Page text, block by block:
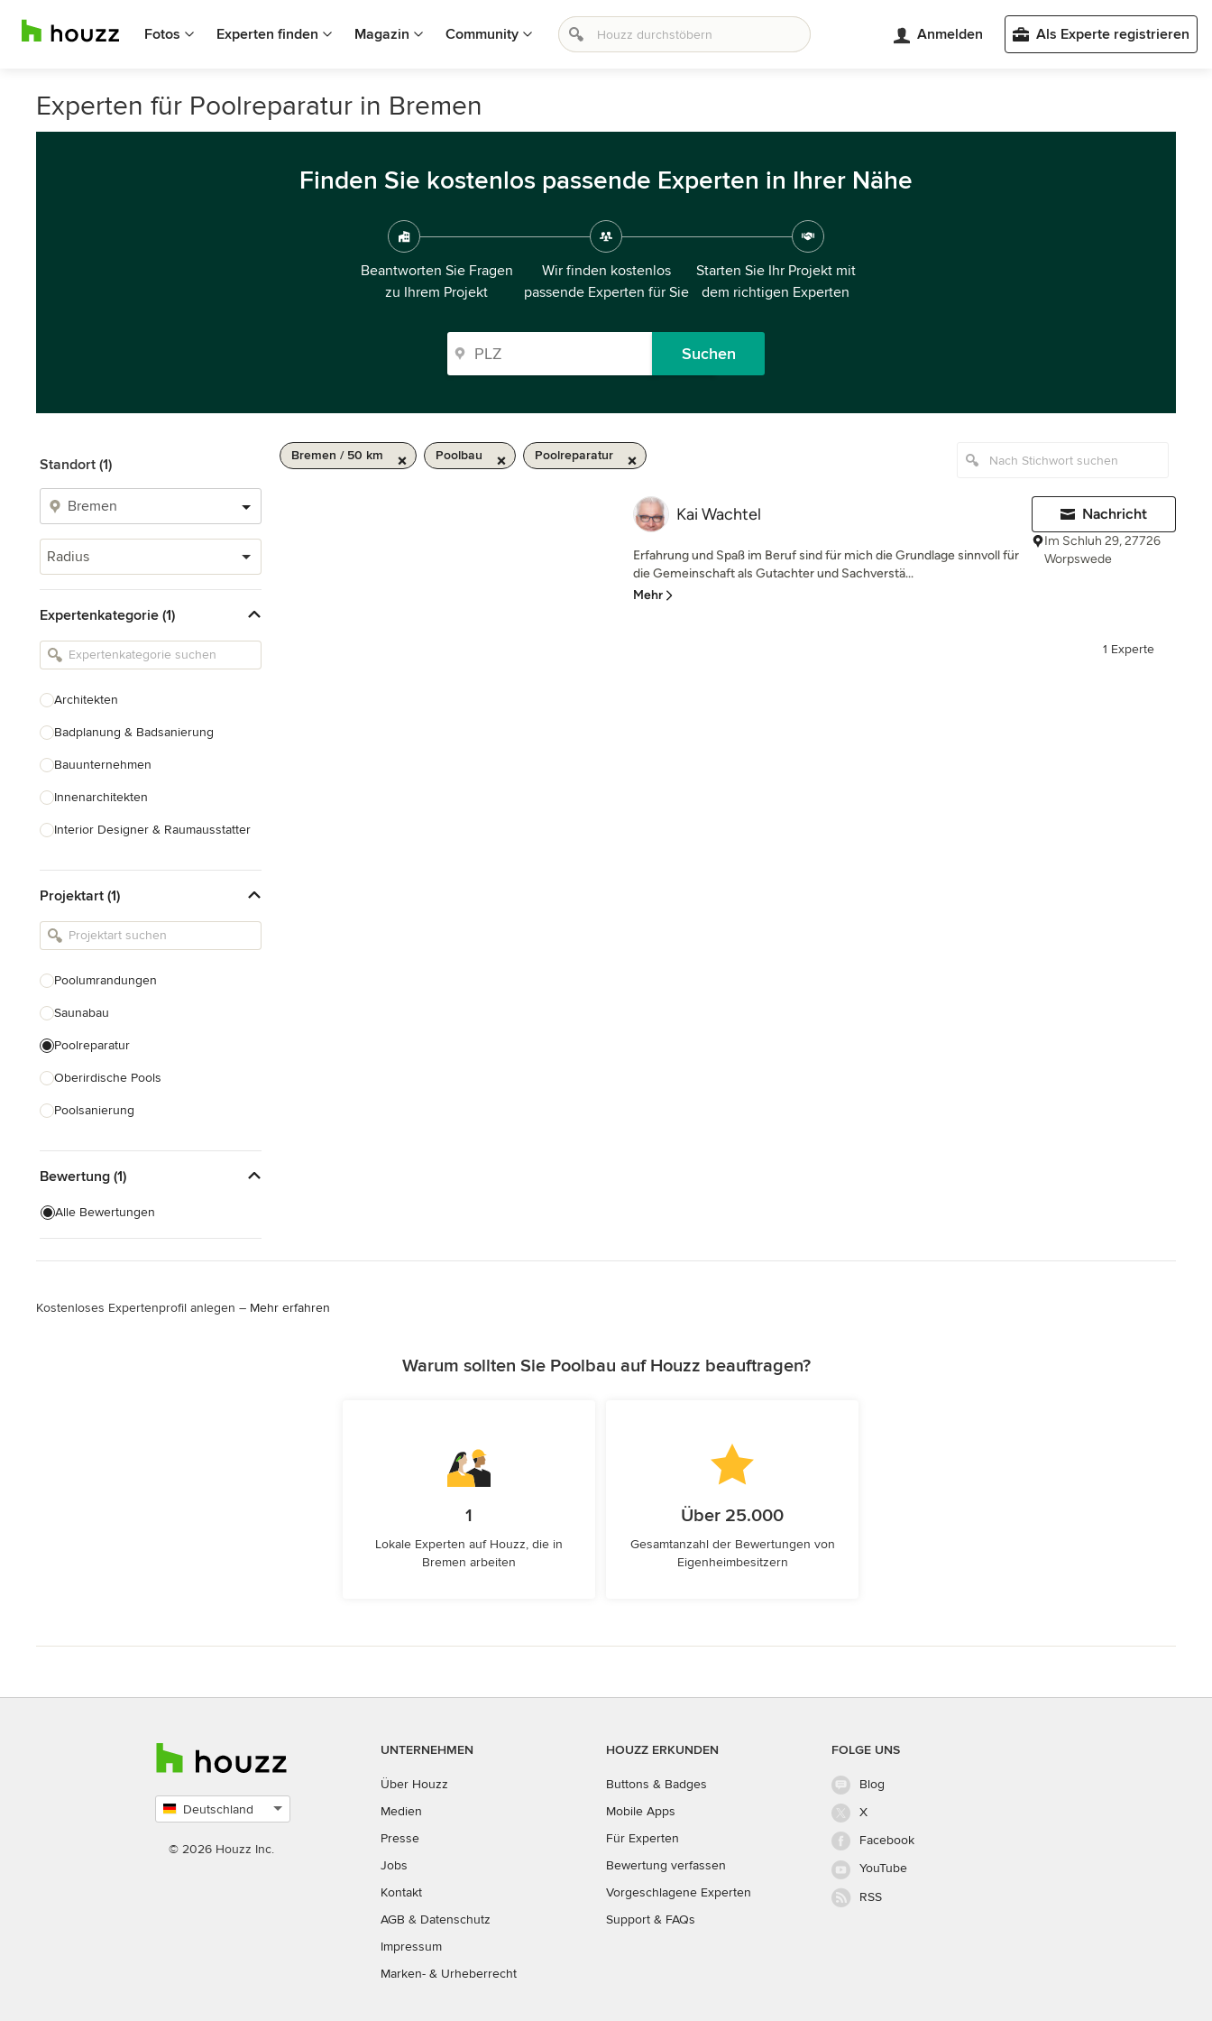
Fotos Experten finden Magazin Community Anmelden Als Experte registrieren
Experten für Poolreparatur in Bremen
Finden Sie kostenlos passende Experten in Ihrer Nähe
Beantworten Sie Fragen
zu Ihrem Projekt
Wir finden kostenlos
passende Experten für Sie
Starten Sie Ihr Projekt mit
dem richtigen Experten
Suchen
Standort (1)
Radius
Expertenkategorie (1)
Architekten
Badplanung & Badsanierung
Bauunternehmen
Innenarchitekten
Interior Designer & Raumausstatter
Landschaftsarchitekten
Armaturen & Sanitärbedarf
Einbauschränke
Projektart (1)
Poolumrandungen
Saunabau
Poolreparatur
Oberirdische Pools
Poolsanierung
Alle anzeigen
Bewertung (1)
Alle Bewertungen
Bremen / 50 km Poolbau Poolreparatur
Kai Wachtel
Erfahrung und Spaß im Beruf sind für mich die Grundlage sinnvoll für
die Gemeinschaft als Gutachter und Sachverstä...
Mehr
Nachricht
Im Schluh 29, 27726
Worpswede
1 Experte
Kostenloses Expertenprofil anlegen – Mehr erfahren
Warum sollten Sie Poolbau auf Houzz beauftragen?
1
Lokale Experten auf Houzz, die in
Bremen arbeiten
Über 25.000
Gesamtanzahl der Bewertungen von
Eigenheimbesitzern
Deutschland
auswählen
© 2026 Houzz Inc.
UNTERNEHMEN
Über Houzz
Medien
Presse
Jobs
Kontakt
AGB & Datenschutz
Impressum
Marken- & Urheberrecht
HOUZZ ERKUNDEN
Buttons & Badges
Mobile Apps
Für Experten
Bewertung verfassen
Vorgeschlagene Experten
Support & FAQs
FOLGE UNS
Blog
X
Facebook
YouTube
RSS